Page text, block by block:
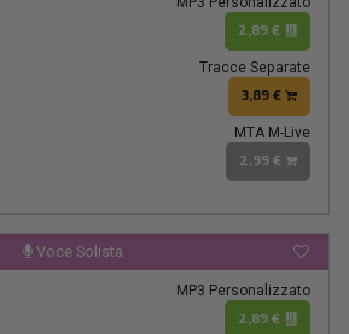
2,89 €
Tracce Separate
3,89 €
MTA M-Live
2,99 €
Voce Solista
MP3 Personalizzato
2,89 €